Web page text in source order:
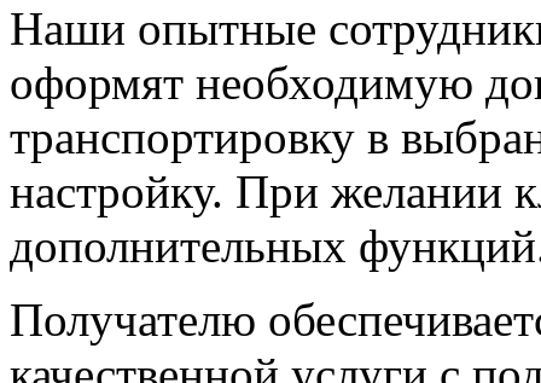
Наши опытные
оформят необходимую
транспортировку в
настройку. При желании
дополнительных
Получателю